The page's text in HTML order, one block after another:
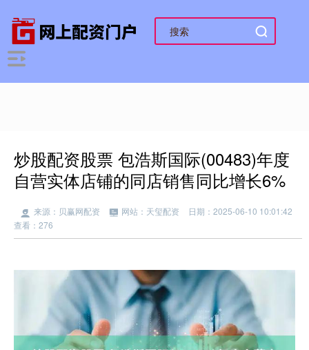
炒股配资股票 包浩斯国际(00483)年度
自营实体店铺的同店销售同比增长6%
来源：贝赢网配资 网站：天玺配资
日期：2025-06-10 10:01:42
查看：276